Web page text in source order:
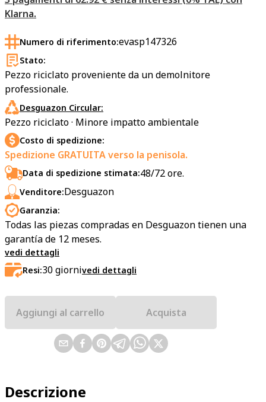
Klarna.
Numero di riferimento:evasp147326
Stato:
Pezzo riciclato proveniente da un demolnitore
professionale.
Desguazon Circular:
Pezzo riciclato · Minore impatto ambientale
Costo di spedizione:
Spedizione GRATUITA verso la penisola.
Data di spedizione stimata:48/72 ore.
Venditore:Desguazon
Garanzia:
Todas las piezas compradas en Desguazon tienen una
garantía de 12 meses.
vedi dettagli
Resi:30giornivedi dettagli
Aggiungi al carrello Acquista
Descrizione